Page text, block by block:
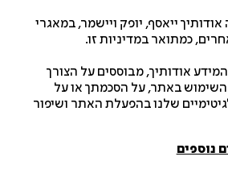
ייאסף, יופק ויישמר, במאגרי
כמתואר במדיניות זו.
אודותיך, מבוססים על הצורך
באתר, על הסכמתך או על
שלנו בהפעלת האתר ושיפור